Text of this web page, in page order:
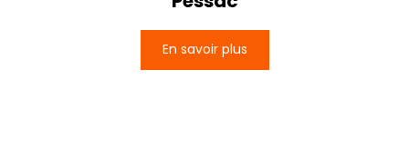
En savoir plus